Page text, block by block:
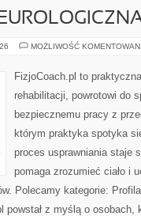
MOŻLIWOŚĆ
FizjoCoach.pl to
rehabilitacji, powrotowi do
bezpiecznemu pracy z
którym praktyka spotyka
proces usprawniania staje
pomaga zrozumieć ciało i
Polecamy kategorie:
z myślą o osobach,